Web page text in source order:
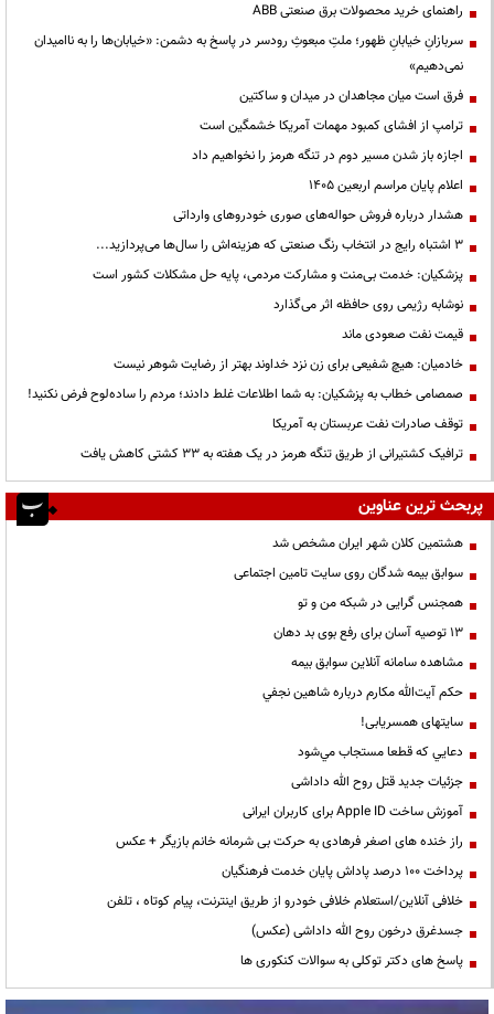
راهنمای خرید محصولات برق صنعتی ABB
سربازانِ خیابانِ ظهور؛ ملتِ مبعوثِ رودسر در پاسخ به دشمن: «خیابان‌ها را به ناامیدان
نمی‌دهیم»
فرق است میان مجاهدان در میدان و ساکتین
ترامپ از افشای کمبود مهمات آمریکا خشمگین است
اجازه باز شدن مسیر دوم در تنگه هرمز را نخواهیم داد
اعلام پایان مراسم اربعین ۱۴۰۵
هشدار درباره فروش حواله‌های صوری خودروهای وارداتی
3 اشتباه رایج در انتخاب رنگ صنعتی که هزینه‌اش را سال‌ها می‌پردازید...
پزشکیان: خدمت بی‌منت و مشارکت مردمی، پایه حل مشکلات کشور است
نوشابه رژیمی روی حافظه اثر می‌گذارد
قیمت نفت صعودی ماند
خادمیان: هیچ شفیعی برای زن نزد خداوند بهتر از رضایت شوهر نیست
صمصامی خطاب به پزشکیان: به شما اطلاعات غلط دادند؛ مردم را ساده‌لوح فرض نکنید!
توقف صادرات نفت عربستان به آمریکا
ترافیک کشتیرانی از طریق تنگه هرمز در یک هفته به ۳۳ کشتی کاهش یافت
پربحث ترین عناوین
هشتمین کلان شهر ایران مشخص شد
سوابق بیمه شدگان روی سایت تامین اجتماعی
همجنس گرایی در شبکه من و تو
13 توصیه آسان برای رفع بوی بد دهان
مشاهده سامانه آنلاين سوابق بیمه
حكم آيت‌الله مكارم درباره شاهين نجفي
سایتهای همسریابی!
دعايي كه قطعا مستجاب مي‌شود
جزئیات جدید قتل روح الله داداشی
آموزش ساخت Apple ID برای کاربران ایرانی
راز خنده های اصغر فرهادی به حرکت بی شرمانه خانم بازیگر + عکس
پرداخت ۱۰۰ درصد پاداش پایان خدمت فرهنگیان
خلافی آنلاین/استعلام خلافی خودرو از طریق اینترنت، پیام کوتاه ، تلفن
جسدغرق درخون روح الله داداشی (عکس)
پاسخ های دکتر توکلی به سوالات کنکوری ها